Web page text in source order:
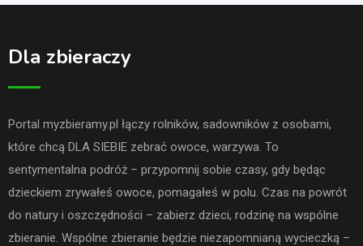
Dla zbieraczy
Portal myzbieramy.pl łączy rolników, sadowników z osobami,
które chcą DLA SIEBIE zebrać owoce, warzywa. To
sentymentalna podróż – przypomnij sobie czasy, gdy będąc
dzieckiem zrywałeś owoce, pomagałeś w polu. Czas na powrót
do natury i oszczędności – zabierz dzieci, rodzinę na wspólne
zbieranie. Wspólne zbieranie będzie niezapomnianą wycieczką –